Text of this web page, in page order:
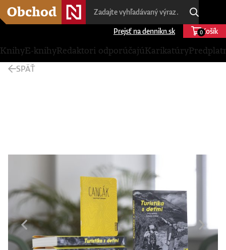
Prejsť na dennikn.sk Košík
0
KnihyE-knihyRedaktori odporúčajúKarikatúry
SPÄŤ